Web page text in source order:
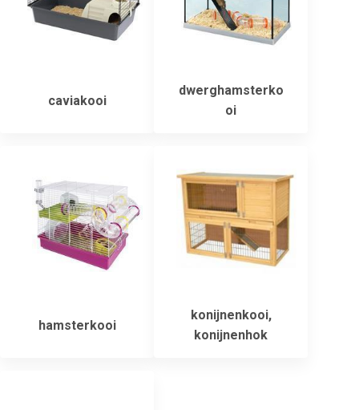
caviakooi
dwerghamsterko
oi
hamsterkooi
konijnenkooi,
konijnenhok